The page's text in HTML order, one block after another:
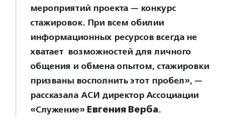
мероприятий проекта — конкурс
стажировок. При всем обилии
информационных ресурсов всегда не
хватает возможностей для личного
общения и обмена опытом, стажировки
призваны восполнить этот пробел», —
рассказала АСИ директор Ассоциации
«Служение» Евгения Верба.